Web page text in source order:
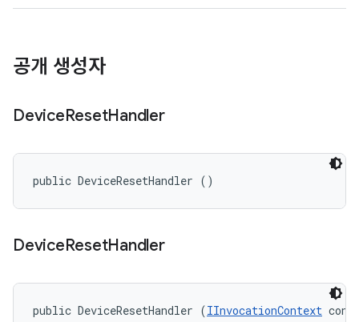
공개 생성자
DeviceResetHandler
public DeviceResetHandler ()
DeviceResetHandler
public DeviceResetHandler (IInvocationContext